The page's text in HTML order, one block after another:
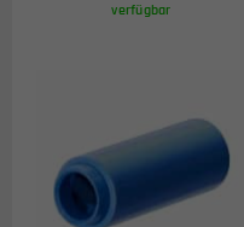
verfügbar